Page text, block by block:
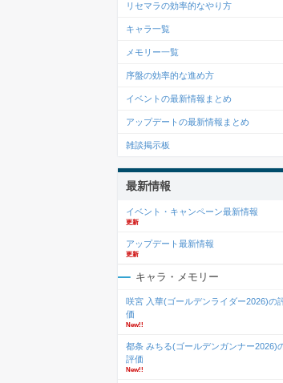
リセマラの効率的なやり方
キャラ一覧
メモリー一覧
序盤の効率的な進め方
イベントの最新情報まとめ
アップデートの最新情報まとめ
雑談掲示板
最新情報
イベント・キャンペーン最新情報
更新
アップデート最新情報
更新
キャラ・メモリー
咲宮 入華(ゴールデンライダー2026)の
価
New!!
都条 みちる(ゴールデンガンナー2026)
評価
New!!